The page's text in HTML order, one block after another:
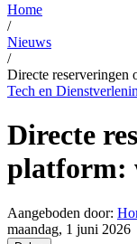
Home
/
Nieuws
/
Directe reserveringen
Tech en
Directe
platform:
Aangeboden door:
maandag, 1 juni 2026